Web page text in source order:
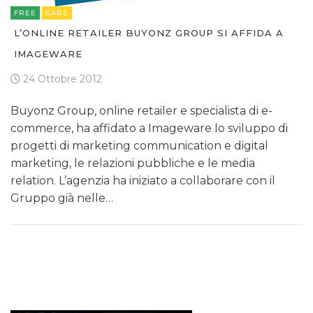
FREE GARE
L’ONLINE RETAILER BUYONZ GROUP SI AFFIDA A
IMAGEWARE
24 Ottobre 2012
Buyonz Group, online retailer e specialista di e-
commerce, ha affidato a Imageware lo sviluppo di
progetti di marketing communication e digital
marketing, le relazioni pubbliche e le media
relation. L’agenzia ha iniziato a collaborare con il
Gruppo già nelle…